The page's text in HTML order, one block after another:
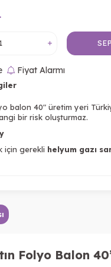
Fiyat Alarmı
balon 40" üretim yeri
bir risk oluşturmaz.
için gerekli helyum gazı
Folyo Balon